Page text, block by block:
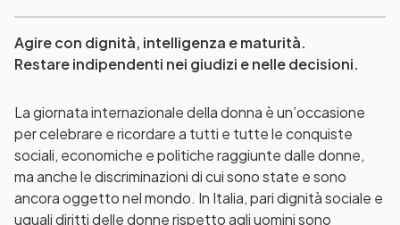
Agire con dignità, intelligenza e maturità.
Restare indipendenti nei giudizi e nelle decisioni.
La giornata internazionale della donna è un’occasione
per celebrare e ricordare a tutti e tutte le conquiste
sociali, economiche e politiche raggiunte dalle donne,
ma anche le discriminazioni di cui sono state e sono
ancora oggetto nel mondo. In Italia, pari dignità sociale e
uguali diritti delle donne rispetto agli uomini sono